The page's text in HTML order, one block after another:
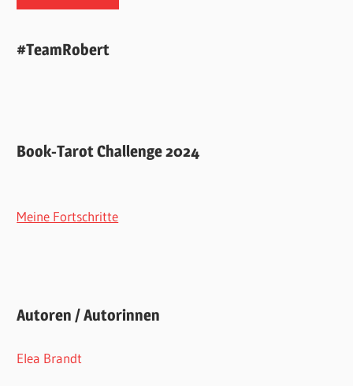
#TeamRobert
Book-Tarot Challenge 2024
Meine Fortschritte
Autoren / Autorinnen
Elea Brandt